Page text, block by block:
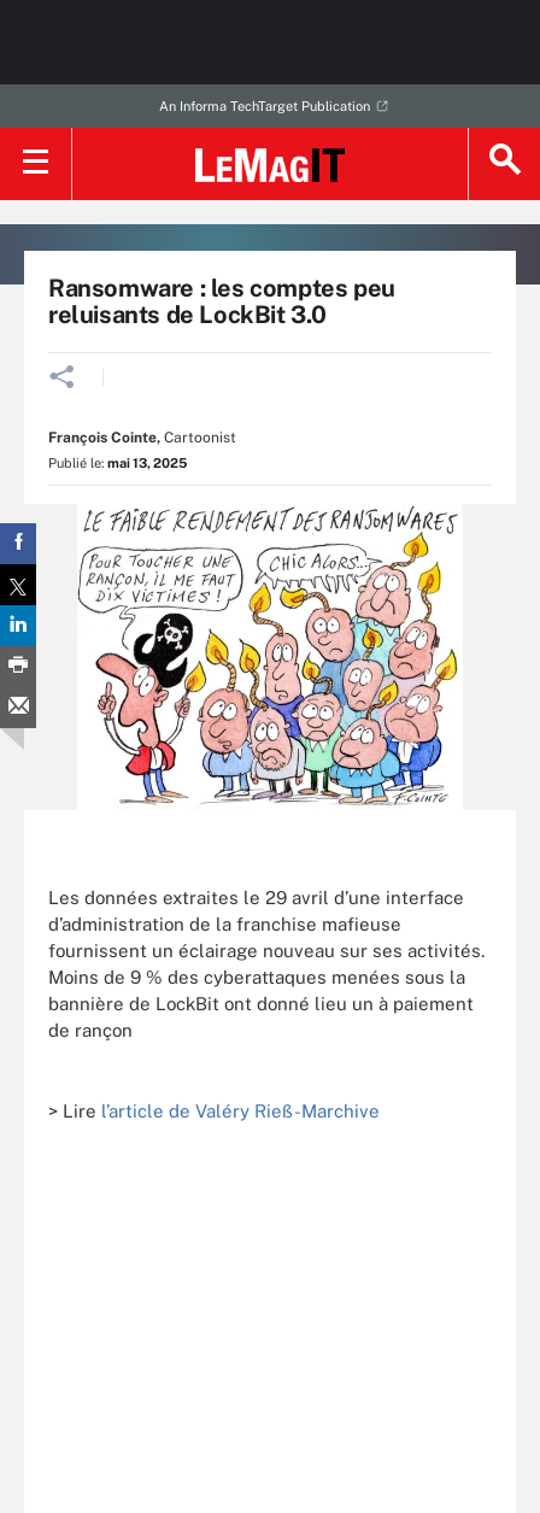
An Informa TechTarget Publication
Ransomware : les comptes peu
reluisants de LockBit 3.0
François Cointe, Cartoonist
Publié le: mai 13, 2025
Les données extraites le 29 avril d’une interface
d’administration de la franchise mafieuse
fournissent un éclairage nouveau sur ses activités.
Moins de 9 % des cyberattaques menées sous la
bannière de LockBit ont donné lieu un à paiement
de rançon
> Lire l’article de Valéry Rieß-Marchive